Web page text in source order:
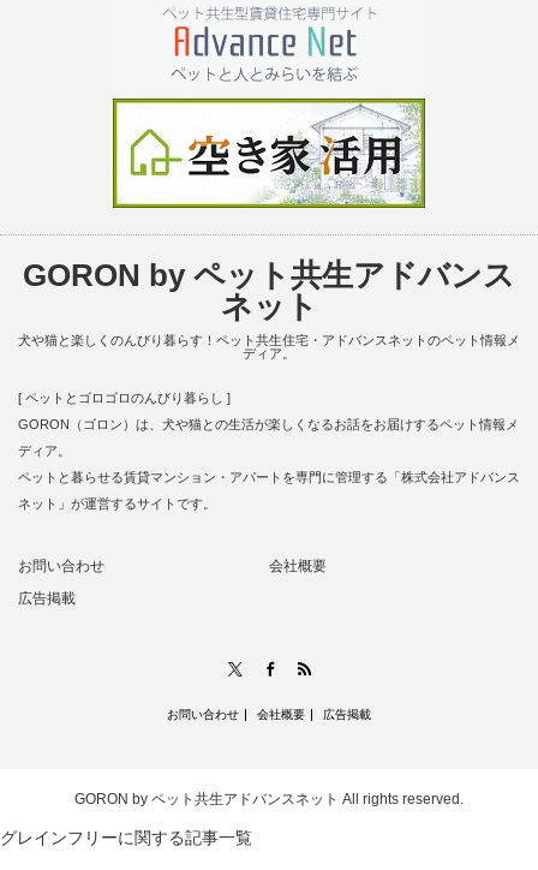
GORON by ペット共生アドバンス
ネット
犬や猫と楽しくのんびり暮らす！ペット共生住宅・アドバンスネットのペット情報メ
ディア。
[ ペットとゴロゴロのんびり暮らし ]
GORON（ゴロン）は、犬や猫との生活が楽しくなるお話をお届けするペット情報メ
ディア。
ペットと暮らせる賃貸マンション・アパートを専門に管理する「株式会社アドバンス
ネット」が運営するサイトです。
お問い合わせ
会社概要
広告掲載
Facebook
お問い合わせ 会社概要 広告掲載
GORON by ペット共生アドバンスネット All rights reserved.
グレインフリーに関する記事一覧